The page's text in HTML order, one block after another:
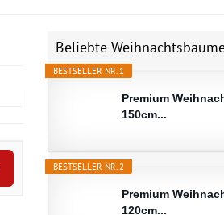
Beliebte
BESTSELLER NR. 1
Premium
150cm...
BESTSELLER NR. 2
Premium
120cm...